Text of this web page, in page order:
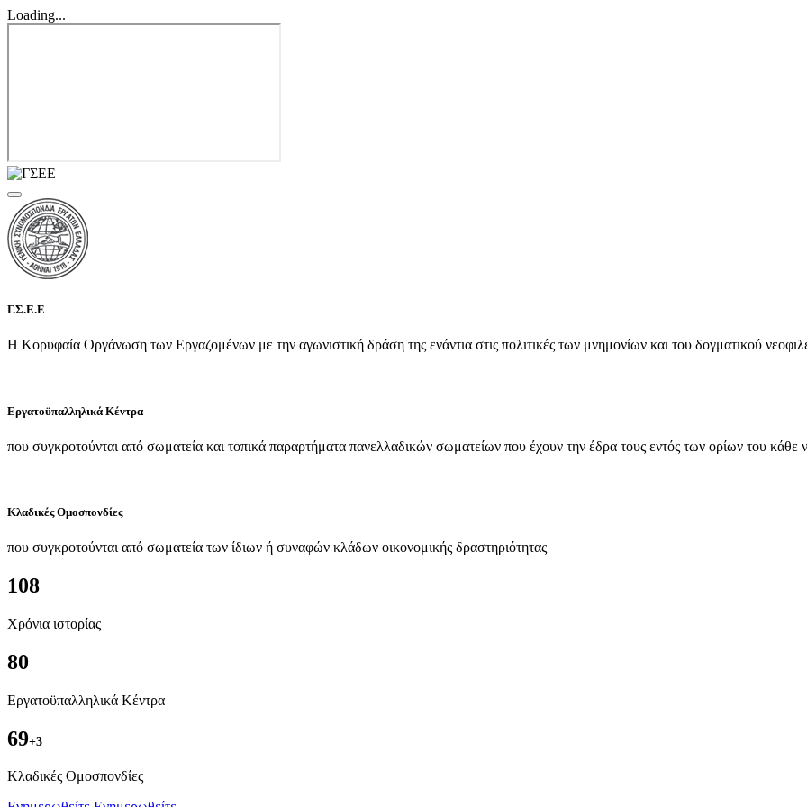
Loading...
Γ.Σ.Ε.Ε
Η Κορυφαία Οργάνωση των Εργαζομένων με την αγωνιστική δράση της ενάντια στις πολιτικές των μνημονίων και του δογματικού
Εργατοϋπαλληλικά Κέντρα
που συγκροτούνται από σωματεία και τοπικά παραρτήματα πανελλαδικών σωματείων που έχουν την έδρα τους εντός των ορίων του κάθε
Κλαδικές Ομοσπονδίες
που συγκροτούνται από σωματεία των ίδιων ή συναφών κλάδων οικονομικής δραστηριότητας
108
Χρόνια ιστορίας
80
Εργατοϋπαλληλικά Κέντρα
69+3
Kλαδικές Ομοσπονδίες